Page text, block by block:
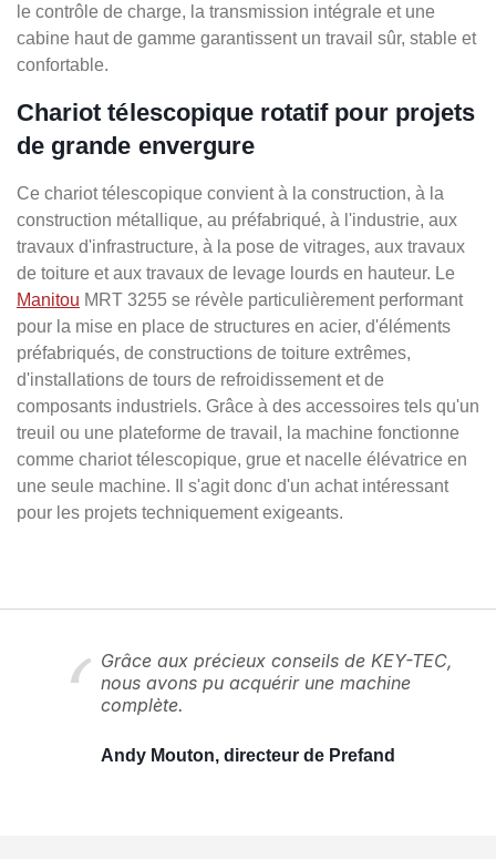
le contrôle de charge, la transmission intégrale et une
cabine haut de gamme garantissent un travail sûr, stable et
confortable.
Chariot télescopique rotatif pour projets
de grande envergure
Ce chariot télescopique convient à la construction, à la
construction métallique, au préfabriqué, à l'industrie, aux
travaux d'infrastructure, à la pose de vitrages, aux travaux
de toiture et aux travaux de levage lourds en hauteur. Le
Manitou MRT 3255 se révèle particulièrement performant
pour la mise en place de structures en acier, d'éléments
préfabriqués, de constructions de toiture extrêmes,
d'installations de tours de refroidissement et de
composants industriels. Grâce à des accessoires tels qu'un
treuil ou une plateforme de travail, la machine fonctionne
comme chariot télescopique, grue et nacelle élévatrice en
une seule machine. Il s'agit donc d'un achat intéressant
pour les projets techniquement exigeants.
Grâce aux précieux conseils de KEY-TEC,
nous avons pu acquérir une machine
complète.
Andy Mouton, directeur de Prefand